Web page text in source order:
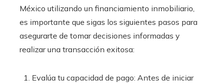
México utilizando un financiamiento inmobiliario,
es importante que sigas los siguientes pasos para
asegurarte de tomar decisiones informadas y
realizar una transacción exitosa:
Evalúa tu capacidad de pago: Antes de iniciar